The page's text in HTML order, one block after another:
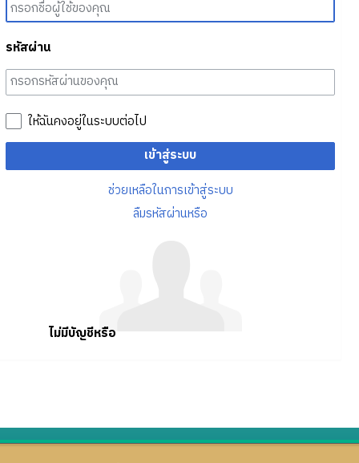
รหัสผ่าน
ให้ฉันคงอยู่ในระบบต่อไป
เข้าสู่ระบบ
ช่วยเหลือในการเข้าสู่ระบบ
ลืมรหัสผ่านหรือ
ไม่มีบัญชีหรือ